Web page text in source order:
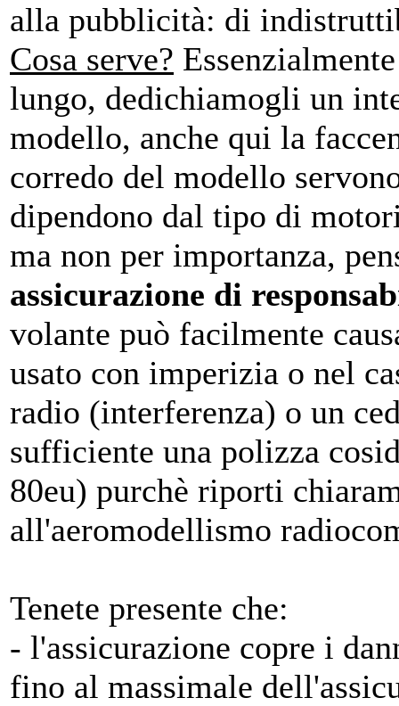
alla pubblicità: di
Cosa serve?
lungo, dedichiamogli un
modello, anche qui la
corredo del modello
dipendono dal tipo di
ma non per importanza,
assicurazione di
volante può facilmente
usato con imperizia o nel
radio (interferenza) o un
sufficiente una polizza
80eu) purchè riporti
all'aeromodellismo
Tenete presente che:
- l'assicurazione copre i
fino al massimale